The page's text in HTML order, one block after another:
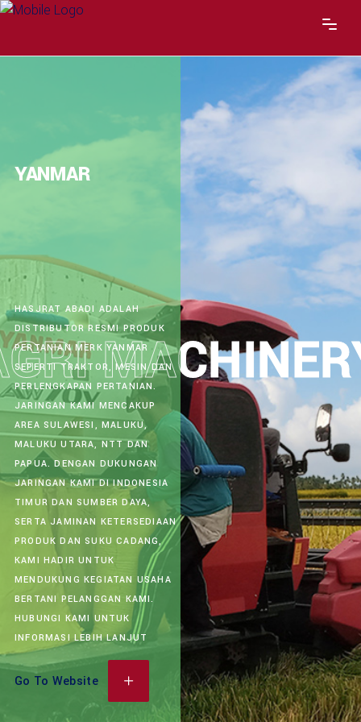
YANMAR
HASJRAT ABADI ADALAH
DISTRIBUTOR RESMI PRODUK
PERTANIAN MERK YANMAR
SEPERTI TRAKTOR, MESIN DAN
PERLENGKAPAN PERTANIAN.
JARINGAN KAMI MENCAKUP
AREA SULAWESI, MALUKU,
MALUKU UTARA, NTT DAN
PAPUA. DENGAN DUKUNGAN
JARINGAN KAMI DI INDONESIA
TIMUR DAN SUMBER DAYA,
SERTA JAMINAN KETERSEDIAAN
PRODUK DAN SUKU CADANG,
KAMI HADIR UNTUK
MENDUKUNG KEGIATAN USAHA
BERTANI PELANGGAN KAMI.
HUBUNGI KAMI UNTUK
INFORMASI LEBIH LANJUT
Go To Website
TIRES